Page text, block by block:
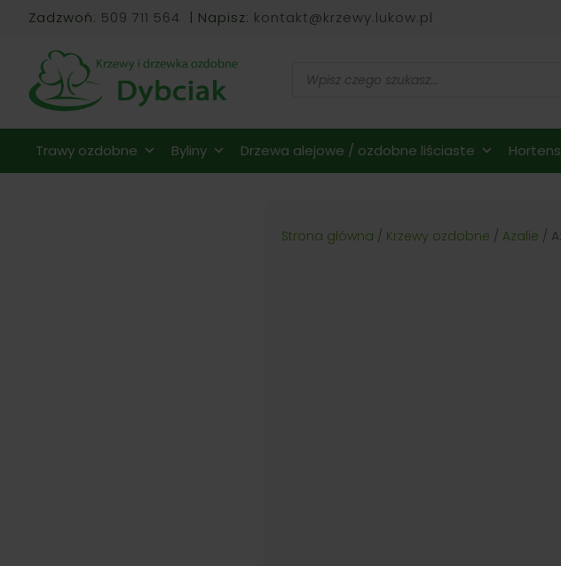
Zadzwoń: 509 711 564 | Napisz: kontakt@krzewy.lukow.pl
produktów
Trawy ozdobne Byliny Drzewa alejowe / ozdobne liściaste
Strona główna / Krzewy ozdobne / Azalie /